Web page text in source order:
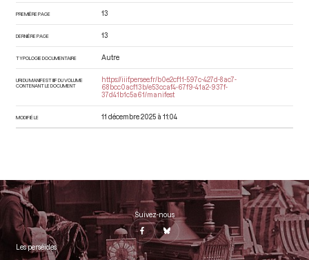
PREMIÈRE PAGE 13
DERNIÈRE PAGE 13
TYPOLOGIE DOCUMENTAIRE Autre
URI DU MANIFEST IIIF DU VOLUME
CONTENANT LE DOCUMENT
https://iiif.persee.fr/b0e2cf11-597c-427d-8ac7-
68bcc0acf13b/e53ccaf4-67f9-41a2-937f-
37d41b1c5a61/manifest
MODIFIÉ LE 11 décembre 2025 à 11:04
Suivez-nous
Les perséides